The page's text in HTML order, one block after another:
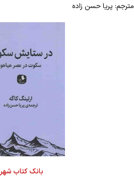
مترجم: پریا حسن زاده
بانک کتاب شهر